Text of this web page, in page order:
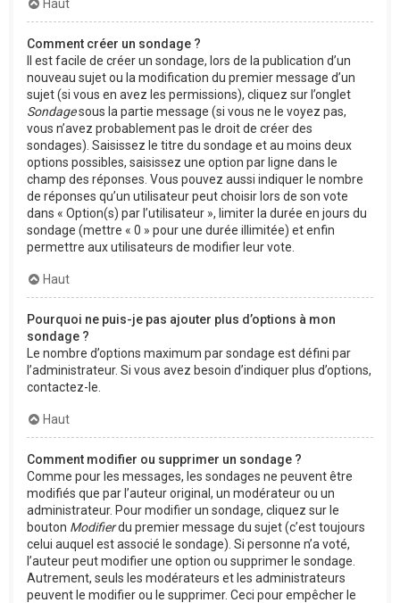
Haut
Comment créer un sondage ?
Il est facile de créer un sondage, lors de la publication d’un
nouveau sujet ou la modification du premier message d’un
sujet (si vous en avez les permissions), cliquez sur l’onglet
Sondagesous la partie message (si vous ne le voyez pas,
vous n’avez probablement pas le droit de créer des
sondages). Saisissez le titre du sondage et au moins deux
options possibles, saisissez une option par ligne dans le
champ des réponses. Vous pouvez aussi indiquer le nombre
de réponses qu’un utilisateur peut choisir lors de son vote
dans « Option(s) par l’utilisateur », limiter la durée en jours du
sondage (mettre « 0 » pour une durée illimitée) et enfin
permettre aux utilisateurs de modifier leur vote.
Haut
Pourquoi ne puis-je pas ajouter plus d’options à mon
sondage ?
Le nombre d’options maximum par sondage est défini par
l’administrateur. Si vous avez besoin d’indiquer plus d’options,
contactez-le.
Haut
Comment modifier ou supprimer un sondage ?
Comme pour les messages, les sondages ne peuvent être
modifiés que par l’auteur original, un modérateur ou un
administrateur. Pour modifier un sondage, cliquez sur le
bouton Modifierdu premier message du sujet (c’est toujours
celui auquel est associé le sondage). Si personne n’a voté,
l’auteur peut modifier une option ou supprimer le sondage.
Autrement, seuls les modérateurs et les administrateurs
peuvent le modifier ou le supprimer. Ceci pour empêcher le